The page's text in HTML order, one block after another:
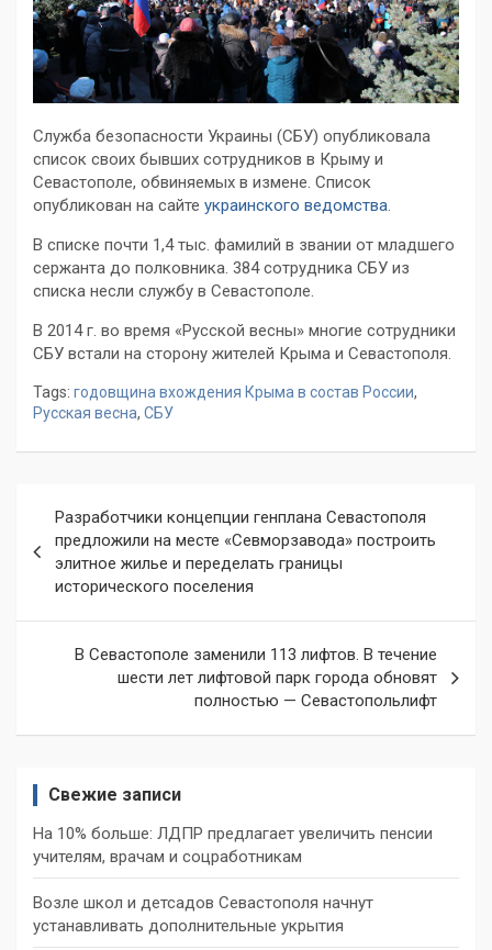
Служба безопасности Украины (СБУ) опубликовала
список своих бывших сотрудников в Крыму и
Севастополе, обвиняемых в измене. Список
опубликован на сайте украинского ведомства.
В списке почти 1,4 тыс. фамилий в звании от младшего
сержанта до полковника. 384 сотрудника СБУ из
списка несли службу в Севастополе.
В 2014 г. во время «Русской весны» многие сотрудники
СБУ встали на сторону жителей Крыма и Севастополя.
Tags: годовщина вхождения Крыма в состав России,
Русская весна, СБУ
записям
Разработчики концепции генплана Севастополя
предложили на месте «Севморзавода» построить
элитное жилье и переделать границы
исторического поселения
В Севастополе заменили 113 лифтов. В течение
шести лет лифтовой парк города обновят
полностью — Севастопольлифт
Свежие записи
На 10% больше: ЛДПР предлагает увеличить пенсии
учителям, врачам и соцработникам
Возле школ и детсадов Севастополя начнут
устанавливать дополнительные укрытия